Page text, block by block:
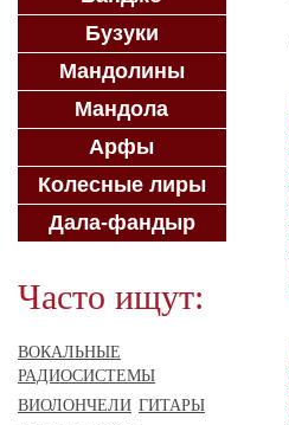
Бузуки
Мандолины
Мандола
Арфы
Колесные лиры
Дала-фандыр
Часто ищут:
ВОКАЛЬНЫЕ
РАДИОСИСТЕМЫ
ВИОЛОНЧЕЛИ ГИТАРЫ